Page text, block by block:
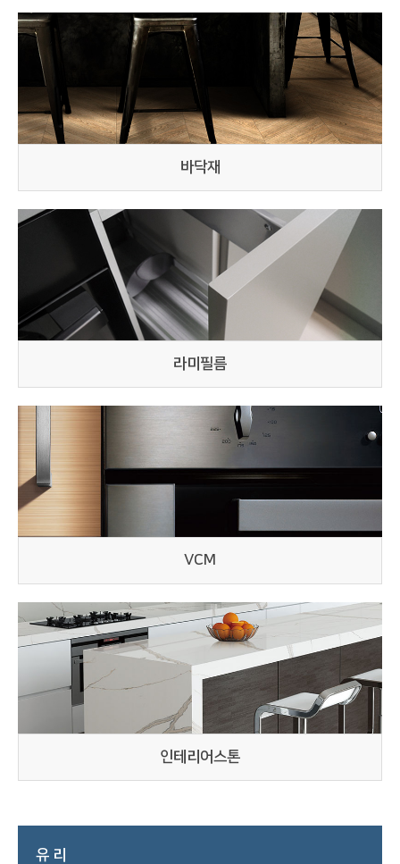
바닥재
라미필름
VCM
인테리어스톤
유 리